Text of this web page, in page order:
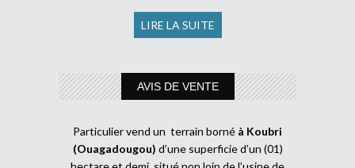
LIRE LA SUITE
AVIS DE VENTE
Particulier vend un terrain borné à Koubri
(Ouagadougou) d’une superficie d’un (01)